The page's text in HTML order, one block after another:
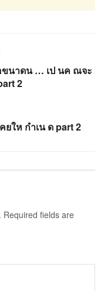
ขนาดน … เป นค ณจะ
2
ยให กำเน ด part 2
Required fields are